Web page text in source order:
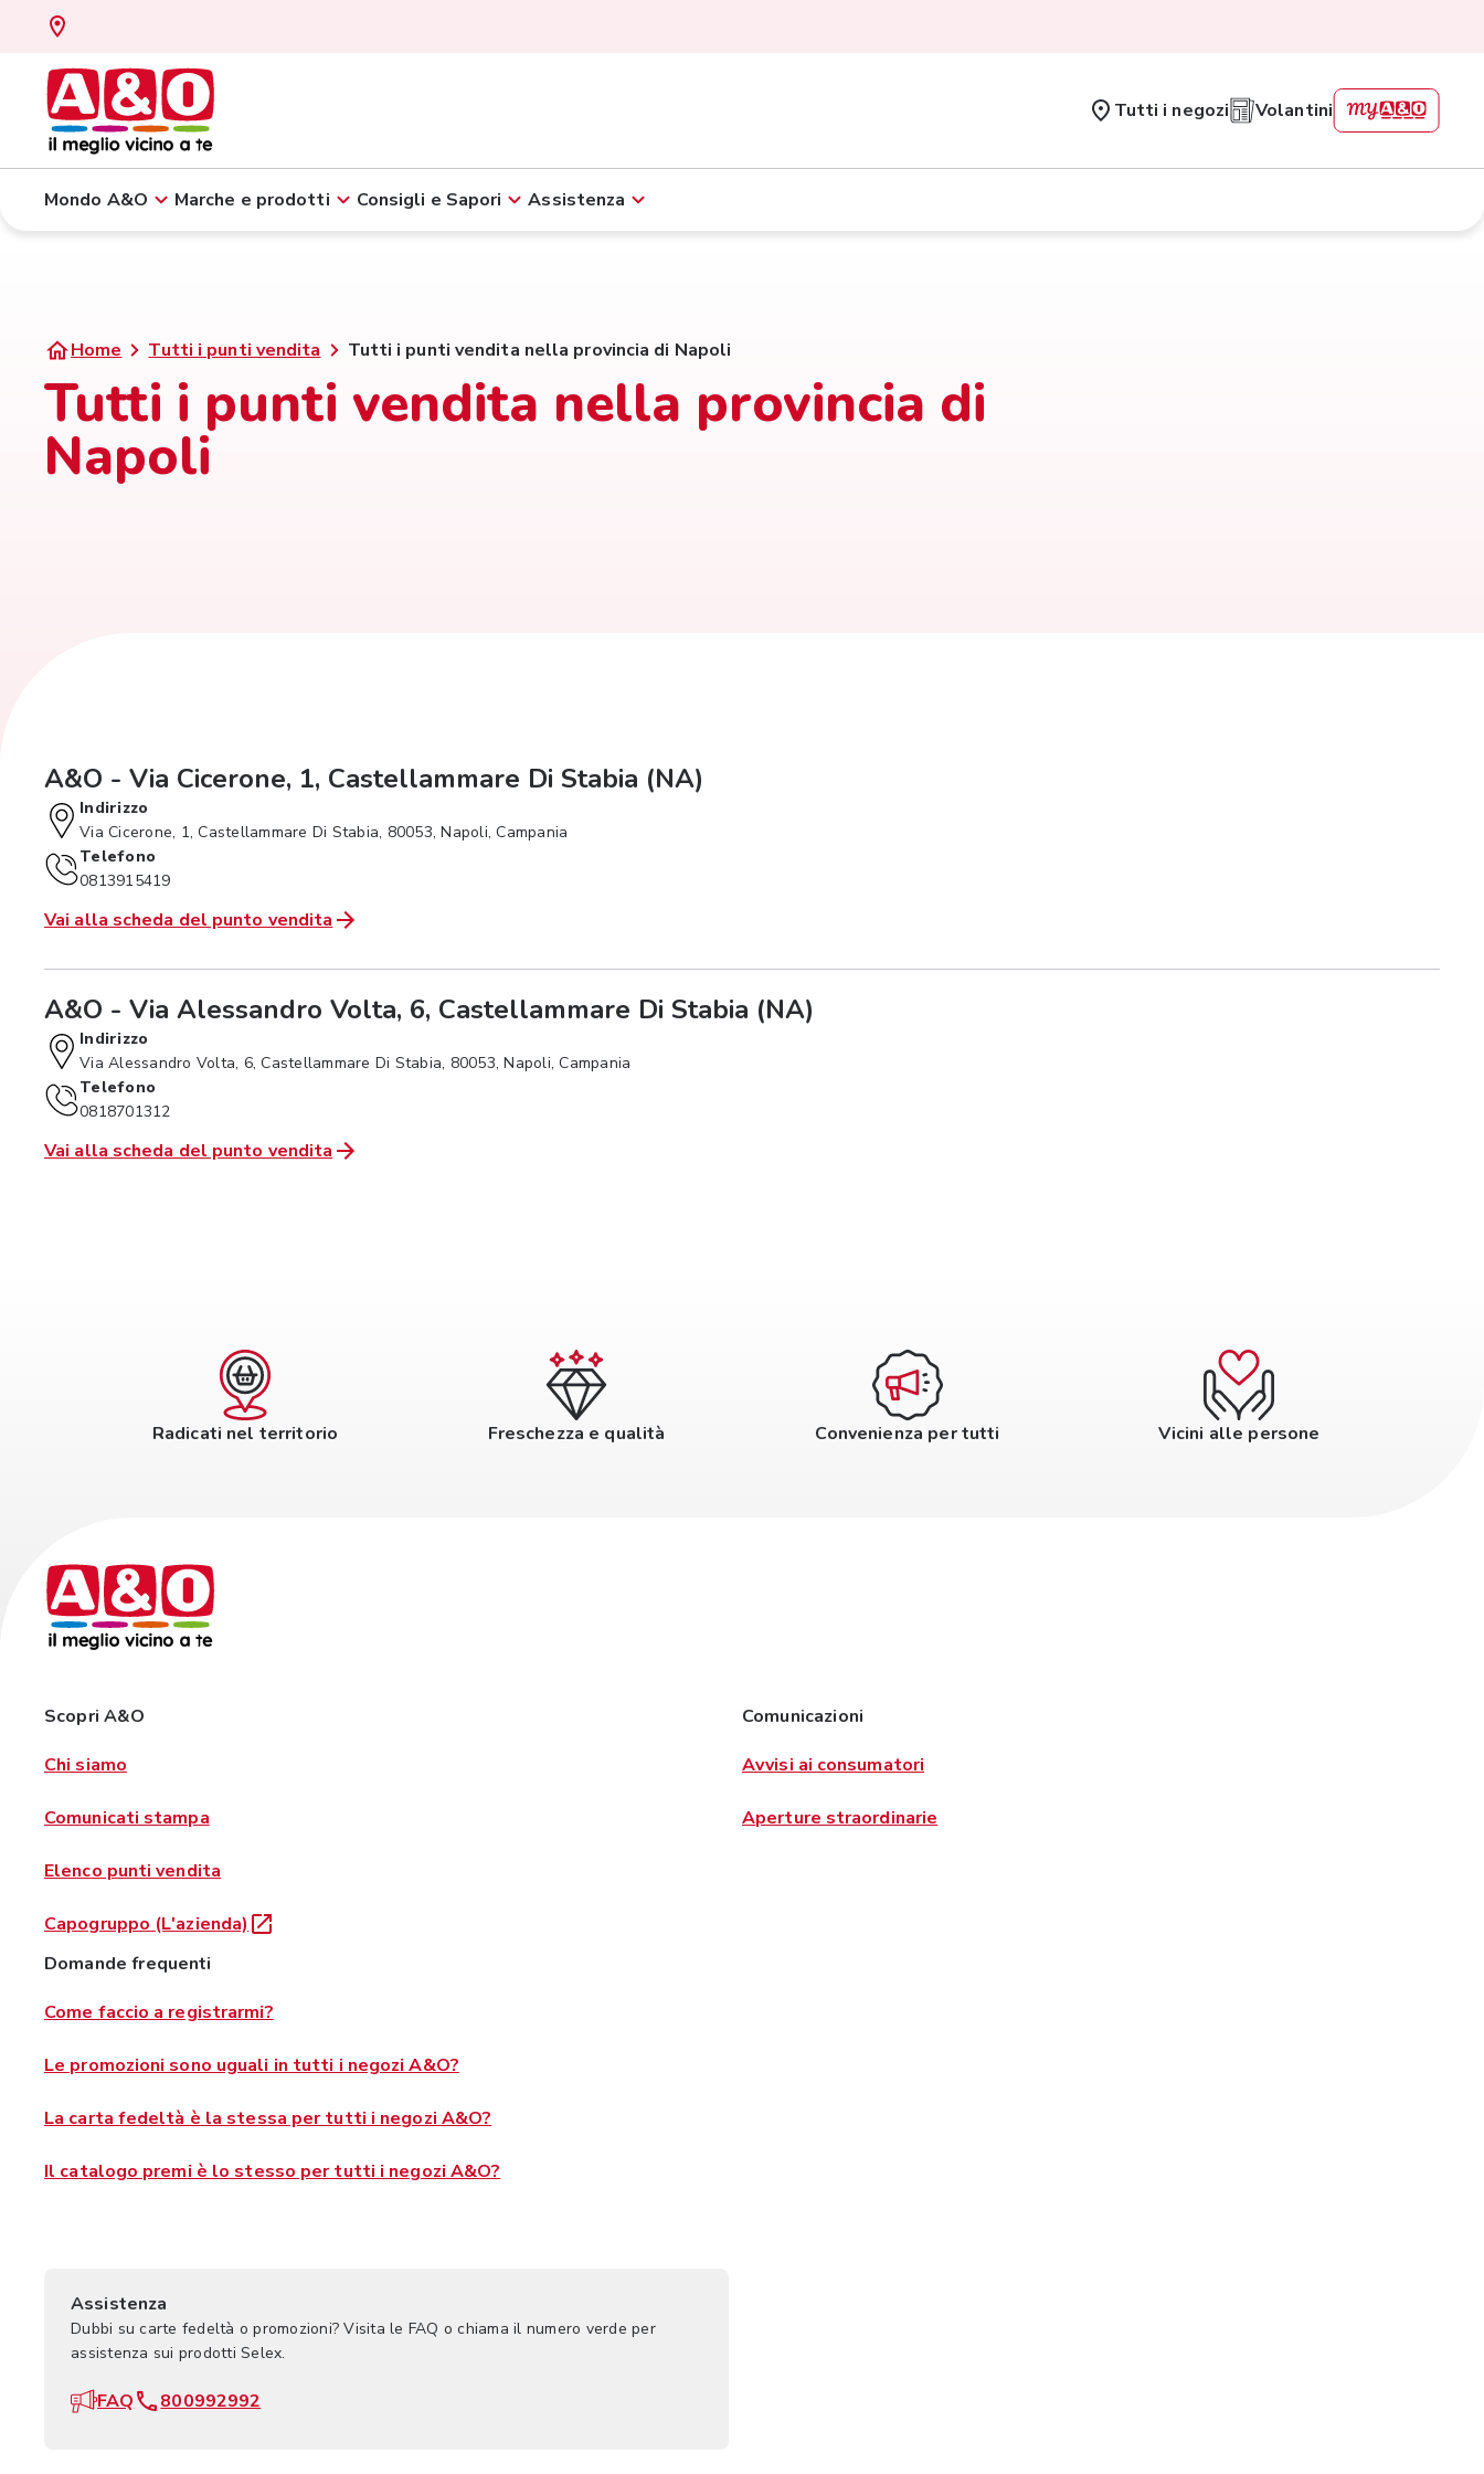
Tutti i negozi Volantini
Mondo A&O Marche e prodotti Consigli e Sapori Assistenza
Home Tutti i punti vendita Tutti i punti vendita nella provincia di Napoli
Tutti i punti vendita nella provincia di
Napoli
A&O - Via Cicerone, 1, Castellammare Di Stabia (NA)
Indirizzo
Via Cicerone, 1, Castellammare Di Stabia, 80053, Napoli, Campania
Telefono
0813915419
Vai alla scheda del punto vendita
A&O - Via Alessandro Volta, 6, Castellammare Di Stabia (NA)
Indirizzo
Via Alessandro Volta, 6, Castellammare Di Stabia, 80053, Napoli, Campania
Telefono
0818701312
Vai alla scheda del punto vendita
Radicati nel territorio Freschezza e qualità Convenienza per tutti Vicini alle persone
Scopri A&O
Chi siamo
Comunicati stampa
Elenco punti vendita
Capogruppo (L'azienda)
Comunicazioni
Avvisi ai consumatori
Aperture straordinarie
Domande frequenti
Come faccio a registrarmi?
Le promozioni sono uguali in tutti i negozi A&O?
La carta fedeltà è la stessa per tutti i negozi A&O?
Il catalogo premi è lo stesso per tutti i negozi A&O?
Assistenza
Dubbi su carte fedeltà o promozioni? Visita le FAQ o chiama il numero verde per
assistenza sui prodotti Selex.
FAQ 800992992